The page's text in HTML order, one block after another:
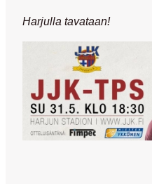
Harjulla tavataan!